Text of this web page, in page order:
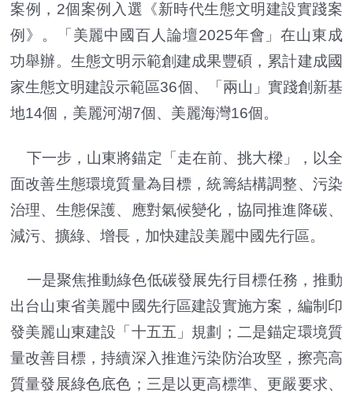
案例，2個案例入選《新時代生態文明建設實踐案
例》。「美麗中國百人論壇2025年會」在山東成
功舉辦。生態文明示範創建成果豐碩，累計建成國
家生態文明建設示範區36個、「兩山」實踐創新基
地14個，美麗河湖7個、美麗海灣16個。
下一步，山東將錨定「走在前、挑大樑」，以全
面改善生態環境質量為目標，統籌結構調整、污染
治理、生態保護、應對氣候變化，協同推進降碳、
減污、擴綠、增長，加快建設美麗中國先行區。
一是聚焦推動綠色低碳發展先行目標任務，推動
出台山東省美麗中國先行區建設實施方案，編制印
發美麗山東建設「十五五」規劃；二是錨定環境質
量改善目標，持續深入推進污染防治攻堅，擦亮高
質量發展綠色底色；三是以更高標準、更嚴要求、